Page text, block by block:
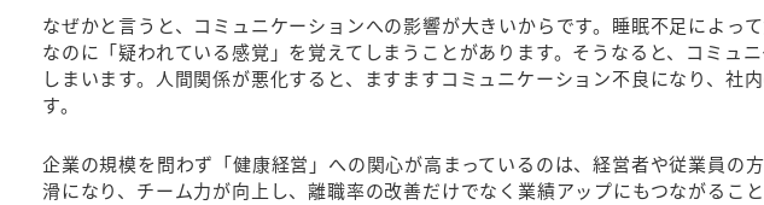
なぜかと言うと、コミュニケーションへの影響が大きいからです。睡眠不足によっ
なのに「疑われている感覚」を覚えてしまうことがあります。そうなると、コミュ
しまいます。人間関係が悪化すると、ますますコミュニケーション不良になり、社
す。
企業の規模を問わず「健康経営」への関心が高まっているのは、経営者や従業員の
滑になり、チーム力が向上し、離職率の改善だけでなく業績アップにもつながるこ